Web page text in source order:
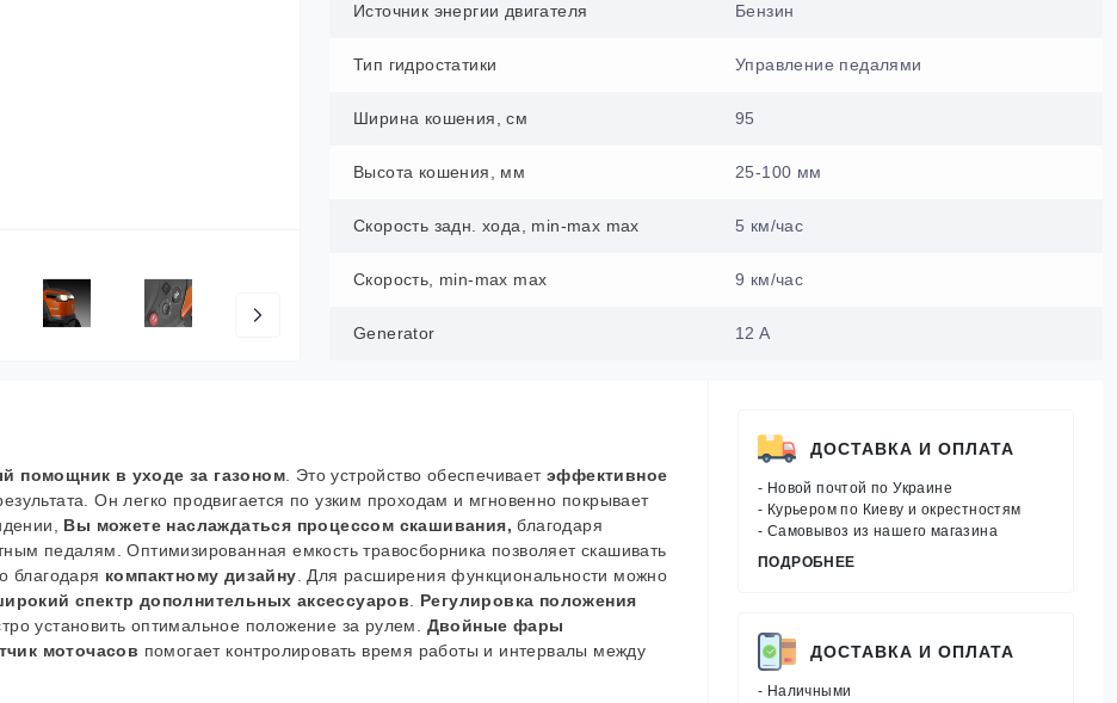
Источник энергии двигателя Бензин
Тип гидростатики Управление педалями
Ширина кошения, см 95
Высота кошения, мм 25-100 мм
Скорость задн. хода, min-max max 5 км/час
Скорость, min-max max 9 км/час
Generator 12 A
помощник в уходе за газоном . Это устройство обеспечивает эффективное
Он легко продвигается по узким проходам и мгновенно покрывает
Вы можете наслаждаться процессом скашивания, благодаря
педалям. Оптимизированная емкость травосборника позволяет скашивать
благодаря компактному дизайну . Для расширения функциональности можно
спектр дополнительных аксессуаров
Регулировка положения
установить оптимальное положение за рулем.
Двойные фары
моточасов помогает контролировать время работы и интервалы между
ДОСТАВКА И ОПЛАТА
- Новой почтой по Украине
- Курьером по Киеву и окрестностям
- Самовывоз из нашего магазина
ПОДРОБНЕЕ
ДОСТАВКА И ОПЛАТА
- Наличными